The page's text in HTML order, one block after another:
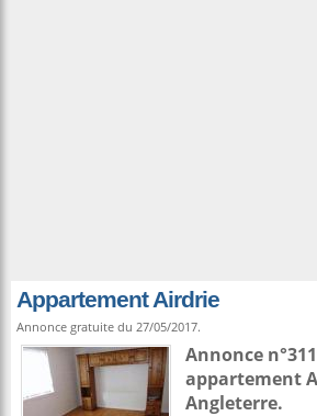
Appartement Airdrie
Annonce gratuite du 27/05/2017.
Annonce
appartement
Angleterre.